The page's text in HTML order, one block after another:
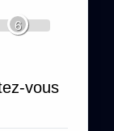
6
vous